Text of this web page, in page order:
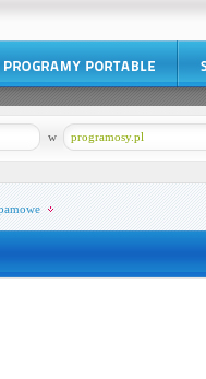
programosy.pl
w